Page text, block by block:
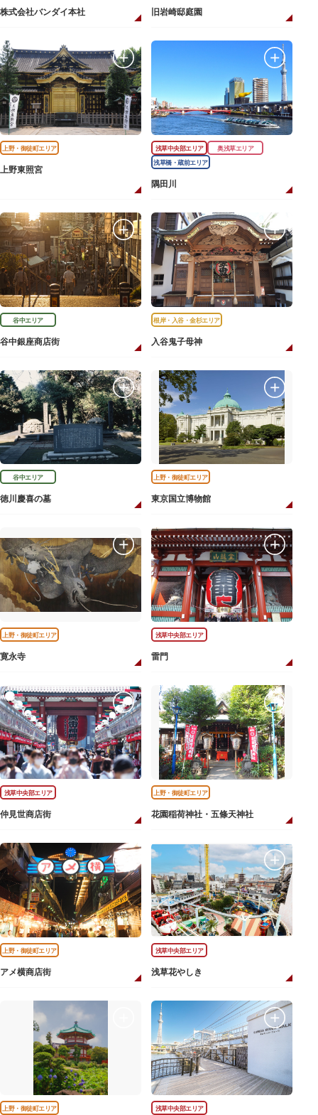
株式会社バンダイ本社 旧岩崎邸庭園
上野・御徒町エリア
上野東照宮
浅草中央部エリア
奥浅草エリア
浅草橋・蔵前エリア
隅田川
谷中エリア
谷中銀座商店街
根岸・入谷・金杉エリア
入谷鬼子母神
谷中エリア
徳川慶喜の墓
上野・御徒町エリア
東京国立博物館
上野・御徒町エリア
寛永寺
浅草中央部エリア
雷門
浅草中央部エリア
仲見世商店街
上野・御徒町エリア
花園稲荷神社・五條天神社
上野・御徒町エリア
アメ横商店街
浅草中央部エリア
浅草花やしき
上野・御徒町エリア 浅草中央部エリア